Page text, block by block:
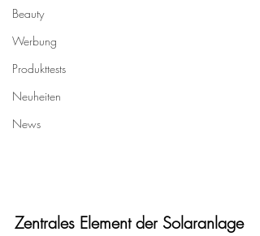
Beauty
Werbung
Produkttests
Neuheiten
News
Zentrales Element der Solaranlage